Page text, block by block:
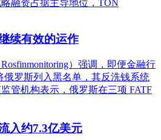
融资占据主导地位，TON
续有效的运作
）强调，即便金融行
俄罗斯列入黑名单，其反洗钱系统
管机构表示，俄罗斯在三项 FATF
入约7.3亿美元